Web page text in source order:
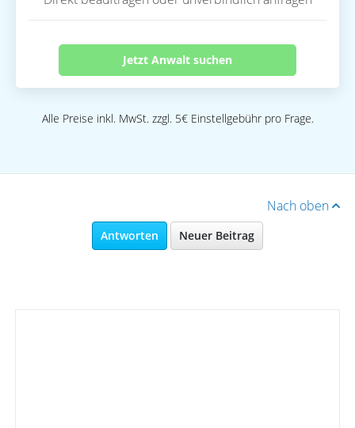
Jetzt Anwalt suchen
Alle Preise inkl. MwSt. zzgl. 5€ Einstellgebühr pro Frage.
Nach oben
Antworten Neuer Beitrag